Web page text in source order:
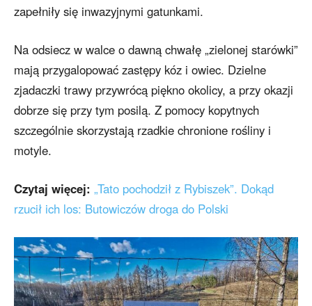
zapełniły się inwazyjnymi gatunkami.
Na odsiecz w walce o dawną chwałę „zielonej starówki”
mają przygalopować zastępy kóz i owiec. Dzielne
zjadaczki trawy przywrócą piękno okolicy, a przy okazji
dobrze się przy tym posilą. Z pomocy kopytnych
szczególnie skorzystają rzadkie chronione rośliny i
motyle.
Czytaj więcej: „Tato pochodził z Rybiszek”. Dokąd
rzucił ich los: Butowiczów droga do Polski